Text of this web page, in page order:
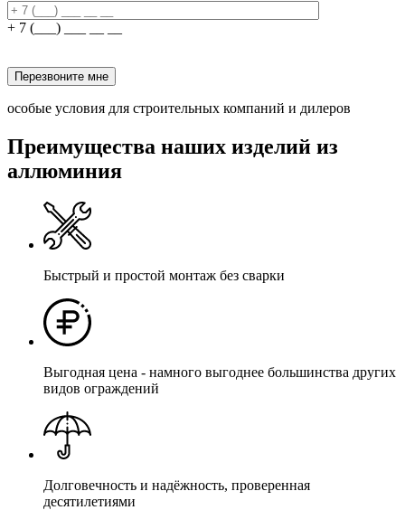
+ 7 (___) ___ __ __
Перезвоните мне
особые условия для строительных компаний и дилеров
Преимущества наших изделий из
аллюминия
Быстрый и простой монтаж без сварки
Выгодная цена - намного выгоднее большинства других
видов ограждений
Долговечность и надёжность, проверенная
десятилетиями